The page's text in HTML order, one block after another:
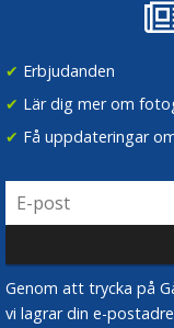
✔ Erbjudanden
✔ Lär dig mer om
✔ Få uppdateringar
Genom att trycka på
vi lagrar din e-